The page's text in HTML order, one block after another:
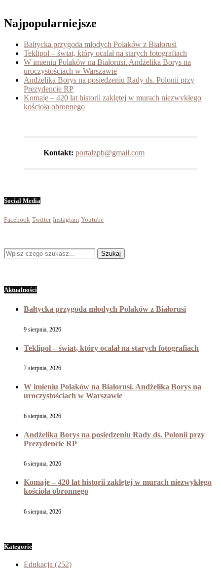
Najpopularniejsze
Bałtycka przygoda młodych Polaków z Białorusi
Teklipol – świat, który ocalał na starych fotografiach
W imieniu Polaków na Białorusi. Andżelika Borys na
uroczystościach w Warszawie
Andżelika Borys na posiedzeniu Rady ds. Polonii przy
Prezydencie RP
Komaje – 420 lat historii zaklętej w murach niezwykłego
kościoła obronnego
Kontakt: portalzpb@gmail.com
Social Media
Facebook Twitter Instagram Youtube
Aktualności
Bałtycka przygoda młodych Polaków z Białorusi
9 sierpnia, 2026
Teklipol – świat, który ocalał na starych fotografiach
7 sierpnia, 2026
W imieniu Polaków na Białorusi. Andżelika Borys na
uroczystościach w Warszawie
6 sierpnia, 2026
Andżelika Borys na posiedzeniu Rady ds. Polonii przy
Prezydencie RP
6 sierpnia, 2026
Komaje – 420 lat historii zaklętej w murach niezwykłego
kościoła obronnego
6 sierpnia, 2026
Kategorie
Edukacja (252)